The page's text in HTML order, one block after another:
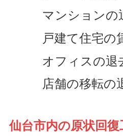
マンションの
戸建て住宅の
オフィスの退
店舗の移転の
仙台市内の原状回復